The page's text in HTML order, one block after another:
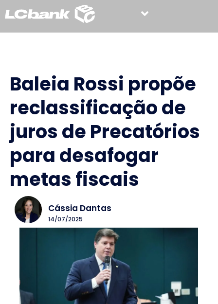
Baleia Rossi propõe
reclassificação de
juros de Precatórios
para desafogar
metas fiscais
Cássia Dantas
14/07/2025